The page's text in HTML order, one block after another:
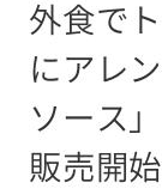
外食で
にアレ
ソース」
販売開始